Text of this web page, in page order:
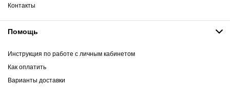
Контакты
Помощь
Инструкция по работе с личным кабинетом
Как оплатить
Варианты доставки